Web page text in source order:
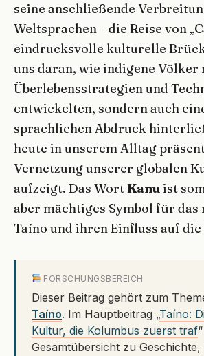
seine anschließende
Weltsprachen – die Reise von
eindrucksvolle kulturelle
uns daran, wie indigene Völker
Überlebensstrategien und
entwickelten, sondern auch
sprachlichen Abdruck
heute in unserem Alltag
Vernetzung unserer globalen
aufzeigt. Das WortKanuist
aber mächtiges Symbol für das
Taíno und ihren Einfluss auf die
FORSCHUNGSBEREICH
Dieser Beitrag gehört zum
Taíno. Im Hauptbeitrag „Taíno:
Kultur, die Kolumbus zuerst traf
Gesamtübersicht zu